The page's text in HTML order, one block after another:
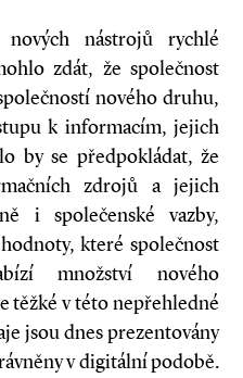
nástrojů rychlé
zdát, že společnost
nového druhu,
k informacím, jejich
by se předpokládat, že
zdrojů a jejich
i společenské vazby,
které společnost
množství nového
těžké v této nepřehledné
jsou dnes prezentovány
v digitální podobě.